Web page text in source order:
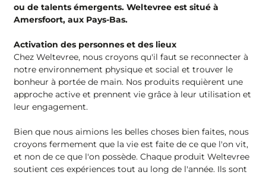
ou de talents émergents. Weltevree est situé à
Amersfoort, aux Pays-Bas.
Activation des personnes et des lieux
Chez Weltevree, nous croyons qu'il faut se reconnecter à
notre environnement physique et social et trouver le
bonheur à portée de main. Nos produits requièrent une
approche active et prennent vie grâce à leur utilisation et
leur engagement.
Bien que nous aimions les belles choses bien faites, nous
croyons fermement que la vie est faite de ce que l'on vit,
et non de ce que l'on possède. Chaque produit Weltevree
soutient ces expériences tout au long de l'année. Ils sont